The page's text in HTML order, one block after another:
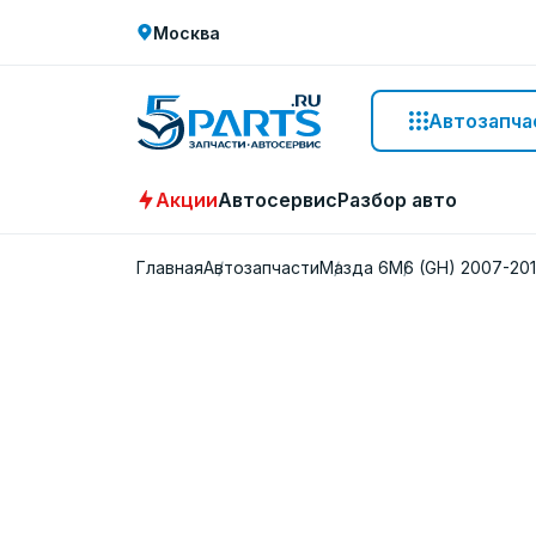
Москва
АкцииАвтосервисРазбор авто
ГлавнаяАвтозапчастиМазда 6M6 (GH) 2007-